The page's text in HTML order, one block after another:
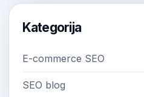
Kategorija
E-commerce SEO
SEO blog